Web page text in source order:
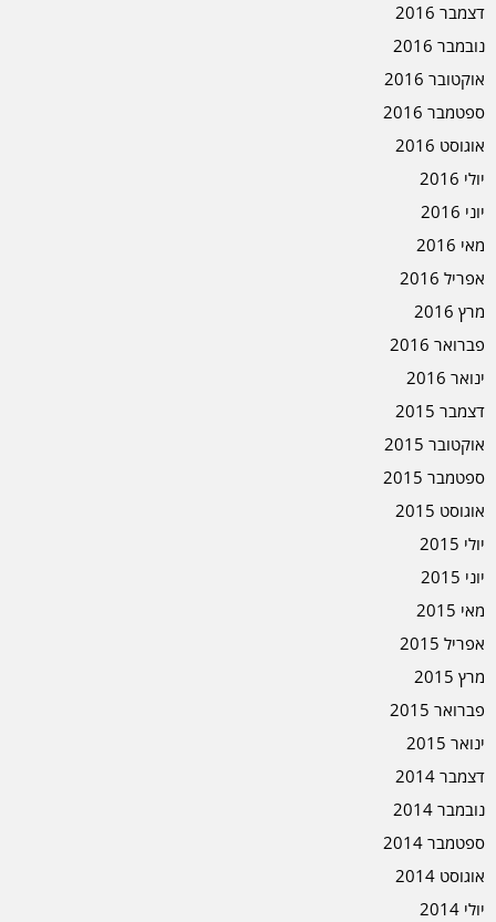
דצמבר 2016
נובמבר 2016
אוקטובר 2016
ספטמבר 2016
אוגוסט 2016
יולי 2016
יוני 2016
מאי 2016
אפריל 2016
מרץ 2016
פברואר 2016
ינואר 2016
דצמבר 2015
אוקטובר 2015
ספטמבר 2015
אוגוסט 2015
יולי 2015
יוני 2015
מאי 2015
אפריל 2015
מרץ 2015
פברואר 2015
ינואר 2015
דצמבר 2014
נובמבר 2014
ספטמבר 2014
אוגוסט 2014
יולי 2014